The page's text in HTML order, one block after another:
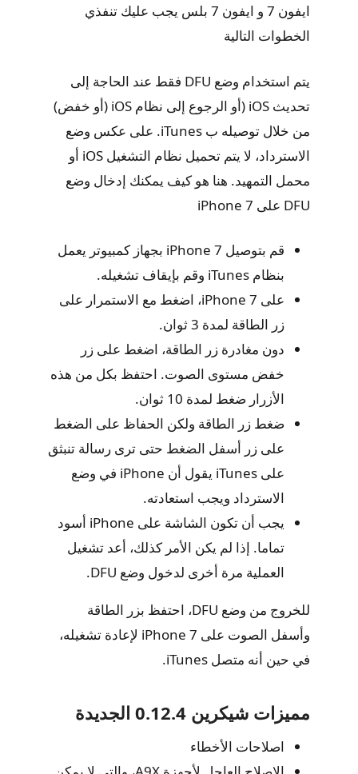
ايفون 7 و ايفون 7 بلس يجب عليك تنفذي
الخطوات التالية
يتم استخدام وضع DFU فقط عند الحاجة إلى
تحديث iOS (أو الرجوع إلى نظام iOS (أو خفض)
من خلال توصيله ب iTunes. على عكس وضع
الاسترداد، لا يتم تحميل نظام التشغيل iOS أو
محمل التمهيد. هنا هو كيف يمكنك إدخال وضع
DFU على iPhone 7
قم بتوصيل iPhone 7 بجهاز كمبيوتر يعمل
بنظام iTunes وقم بإيقاف تشغيله.
على iPhone 7، اضغط مع الاستمرار على
زر الطاقة لمدة 3 ثوان.
دون مغادرة زر الطاقة، اضغط على زر
خفض مستوى الصوت. احتفظ بكل من هذه
الأزرار ضغط لمدة 10 ثوان.
ضغط زر الطاقة ولكن الحفاظ على الضغط
على زر أسفل الضغط حتى ترى رسالة تنبثق
على iTunes يقول أن iPhone في وضع
الاسترداد ويجب استعادته.
يجب أن تكون الشاشة على iPhone أسود
تماما. إذا لم يكن الأمر كذلك، أعد تشغيل
العملية مرة أخرى لدخول وضع DFU.
للخروج من وضع DFU، احتفظ بزر الطاقة
وأسفل الصوت على iPhone 7 لإعادة تشغيله،
في حين أنه متصل iTunes.
مميزات شيكرين 0.12.4 الجديدة
اصلاحات الأخطاء